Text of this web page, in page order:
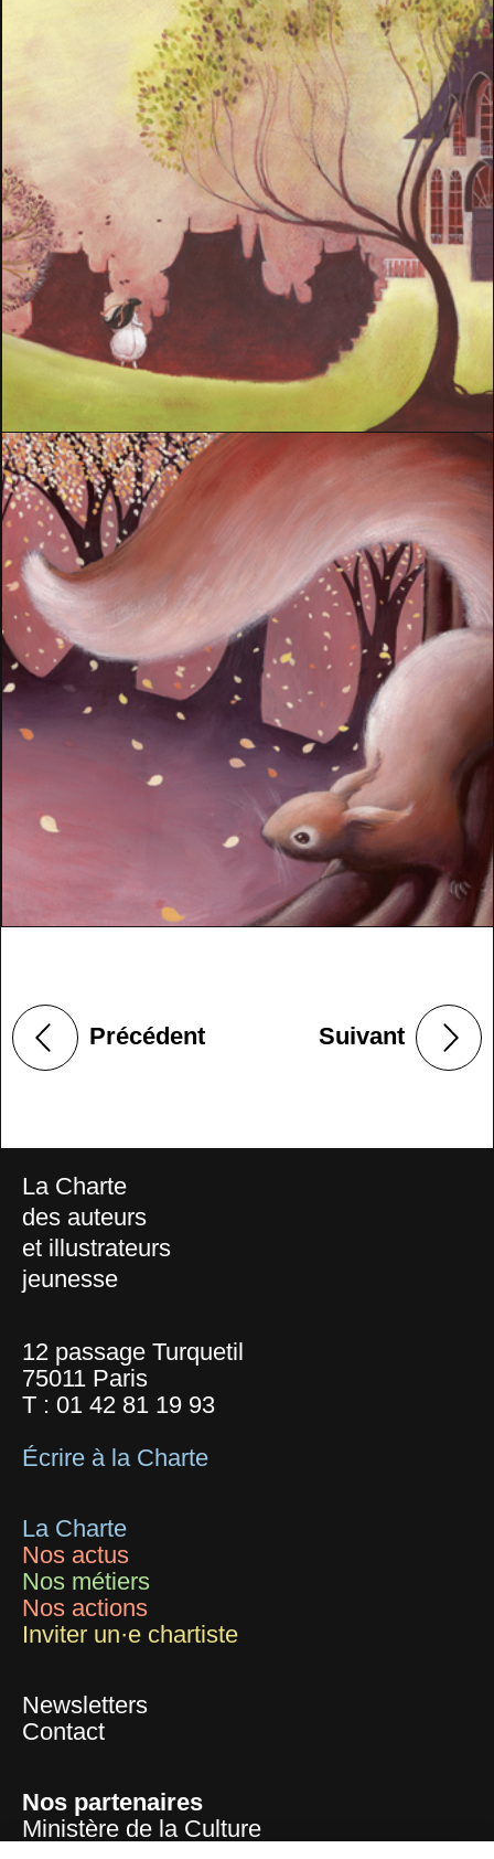
Précédent Suivant
La Charte
des auteurs
et illustrateurs
jeunesse
12 passage Turquetil
75011 Paris
T : 01 42 81 19 93
Écrire à la Charte
La Charte
Nos actus
Nos métiers
Nos actions
Inviter un·e chartiste
Newsletters
Contact
Nos partenaires
Ministère de la Culture